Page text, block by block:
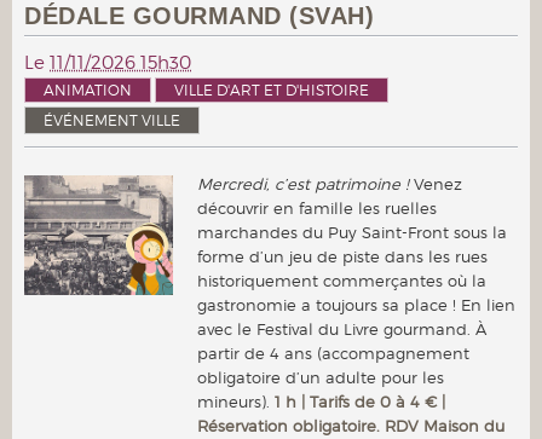
DÉDALE GOURMAND (SVAH)
Le 11/11/2026 15h30
ANIMATION
VILLE D'ART ET D'HISTOIRE
ÉVÉNEMENT VILLE
Mercredi, c’est patrimoine !Venez
découvrir en famille les ruelles
marchandes du Puy Saint-Front sous la
forme d’un jeu de piste dans les rues
historiquement commerçantes où la
gastronomie a toujours sa place ! En lien
avec le Festival du Livre gourmand. À
partir de 4 ans (accompagnement
obligatoire d’un adulte pour les
mineurs). 1 h | Tarifs de 0 à 4 € |
Réservation obligatoire. RDV Maison du